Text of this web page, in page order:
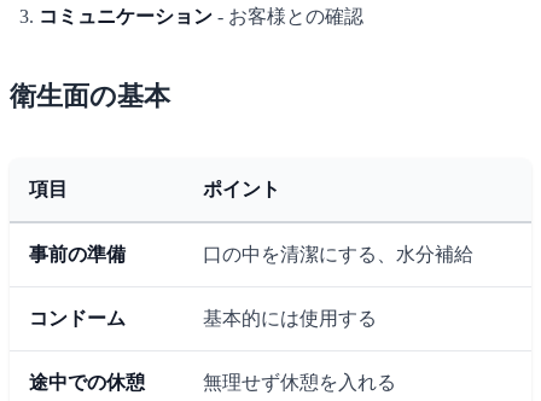
コミュニケーション - お客様との確認
衛生面の基本
項目 ポイント
事前の準備 口の中を清潔にする、水分補給
コンドーム 基本的には使用する
途中での休憩 無理せず休憩を入れる